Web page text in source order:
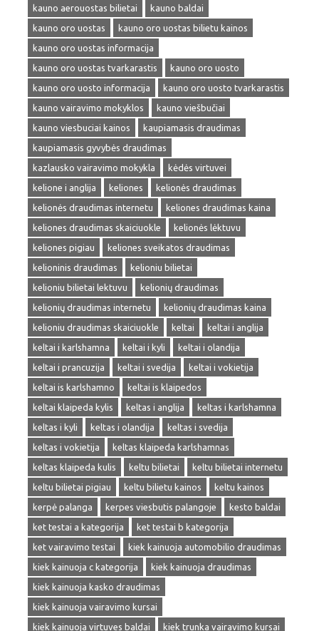
kauno aerouostas bilietai
kauno baldai
kauno oro uostas
kauno oro uostas bilietu kainos
kauno oro uostas informacija
kauno oro uostas tvarkarastis
kauno oro uosto
kauno oro uosto informacija
kauno oro uosto tvarkarastis
kauno vairavimo mokyklos
kauno viešbučiai
kauno viesbuciai kainos
kaupiamasis draudimas
kaupiamasis gyvybės draudimas
kazlausko vairavimo mokykla
kėdės virtuvei
kelione i anglija
keliones
kelionės draudimas
kelionės draudimas internetu
keliones draudimas kaina
keliones draudimas skaiciuokle
kelionės lėktuvu
keliones pigiau
keliones sveikatos draudimas
kelioninis draudimas
kelioniu bilietai
kelioniu bilietai lektuvu
kelionių draudimas
kelionių draudimas internetu
kelionių draudimas kaina
kelioniu draudimas skaiciuokle
keltai
keltai i anglija
keltai i karlshamna
keltai i kyli
keltai i olandija
keltai i prancuzija
keltai i svedija
keltai i vokietija
keltai is karlshamno
keltai is klaipedos
keltai klaipeda kylis
keltas i anglija
keltas i karlshamna
keltas i kyli
keltas i olandija
keltas i svedija
keltas i vokietija
keltas klaipeda karlshamnas
keltas klaipeda kulis
keltu bilietai
keltu bilietai internetu
keltu bilietai pigiau
keltu bilietu kainos
keltu kainos
kerpė palanga
kerpes viesbutis palangoje
kesto baldai
ket testai a kategorija
ket testai b kategorija
ket vairavimo testai
kiek kainuoja automobilio draudimas
kiek kainuoja c kategorija
kiek kainuoja draudimas
kiek kainuoja kasko draudimas
kiek kainuoja vairavimo kursai
kiek kainuoja virtuves baldai
kiek trunka vairavimo kursai